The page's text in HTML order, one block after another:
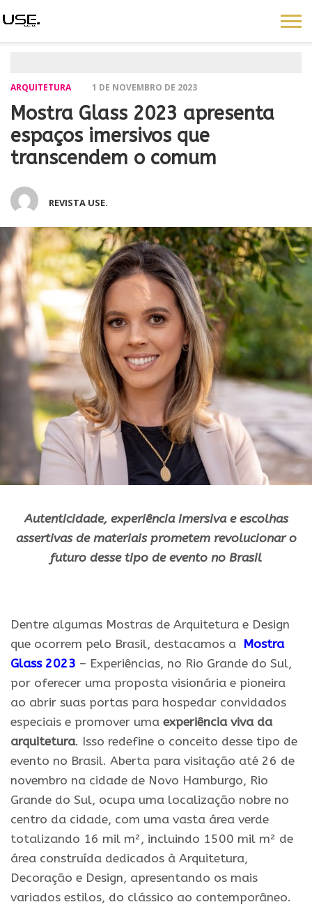
ARQUITETURA 1 DE NOVEMBRO DE 2023
Mostra Glass 2023 apresenta
espaços imersivos que
transcendem o comum
REVISTA USE.
Autenticidade, experiência imersiva e escolhas
assertivas de materiais prometem revolucionar o
futuro desse tipo de evento no Brasil
Dentre algumas Mostras de Arquitetura e Design
que ocorrem pelo Brasil, destacamos a Mostra
Glass 2023 – Experiências, no Rio Grande do Sul,
por oferecer uma proposta visionária e pioneira
ao abrir suas portas para hospedar convidados
especiais e promover uma experiência viva da
arquitetura. Isso redefine o conceito desse tipo de
evento no Brasil. Aberta para visitação até 26 de
novembro na cidade de Novo Hamburgo, Rio
Grande do Sul, ocupa uma localização nobre no
centro da cidade, com uma vasta área verde
totalizando 16 mil m², incluindo 1500 mil m² de
área construída dedicados à Arquitetura,
Decoração e Design, apresentando os mais
variados estilos, do clássico ao contemporâneo.